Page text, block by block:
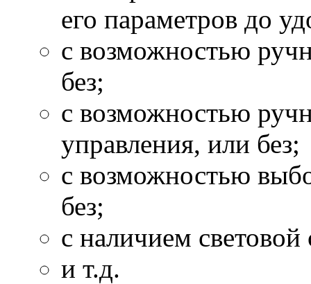
его параметров до
с возможностью
без;
с возможностью
управления, или без;
с возможностью
без;
с наличием
и т.д.